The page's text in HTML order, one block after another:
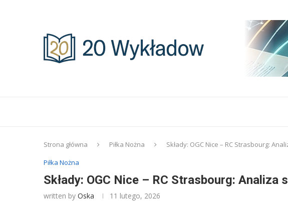
Strona główna Piłka Nożna
Składy: OGC Nice – RC Strasbourg:
Piłka Nożna
Składy: OGC Nice – RC Strasbourg: Analiza
written by Oska 11 lutego, 2026